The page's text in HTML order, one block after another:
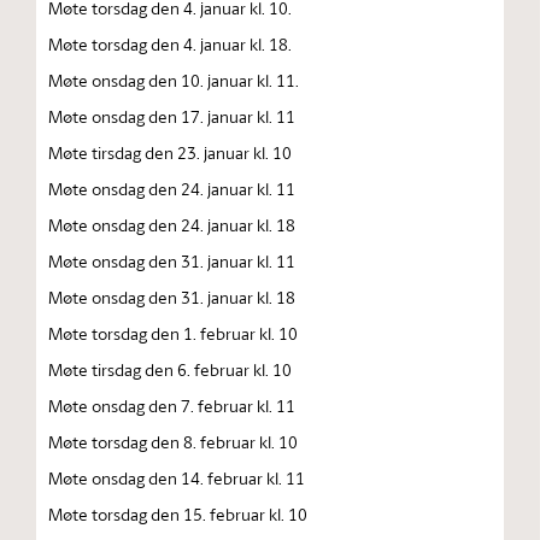
Møte torsdag den 4. januar kl. 10.
Møte torsdag den 4. januar kl. 18.
Møte onsdag den 10. januar kl. 11.
Møte onsdag den 17. januar kl. 11
Møte tirsdag den 23. januar kl. 10
Møte onsdag den 24. januar kl. 11
Møte onsdag den 24. januar kl. 18
Møte onsdag den 31. januar kl. 11
Møte onsdag den 31. januar kl. 18
Møte torsdag den 1. februar kl. 10
Møte tirsdag den 6. februar kl. 10
Møte onsdag den 7. februar kl. 11
Møte torsdag den 8. februar kl. 10
Møte onsdag den 14. februar kl. 11
Møte torsdag den 15. februar kl. 10